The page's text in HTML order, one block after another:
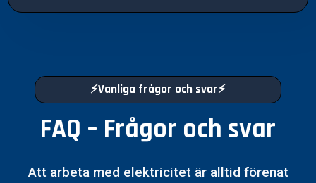
⚡Vanliga frågor och svar⚡
FAQ – Frågor och svar
Att arbeta med elektricitet är alltid förenat